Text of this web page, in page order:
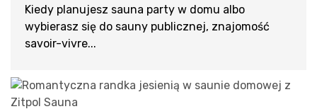
Kiedy planujesz sauna party w domu albo
wybierasz się do sauny publicznej, znajomość
savoir-vivre...